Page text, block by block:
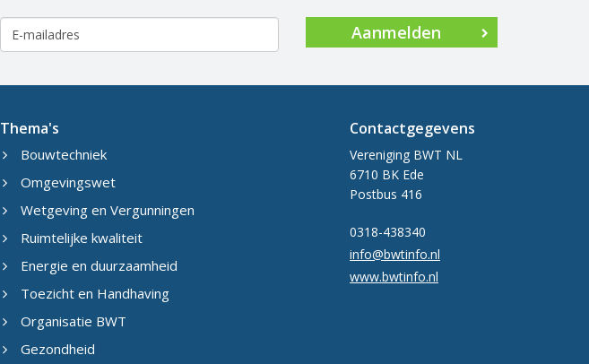
Aanmelden
Thema's
Bouwtechniek
Omgevingswet
Wetgeving en Vergunningen
Ruimtelijke kwaliteit
Energie en duurzaamheid
Toezicht en Handhaving
Organisatie BWT
Gezondheid
Contactgegevens
Vereniging BWT NL
6710 BK Ede
Postbus 416
0318-438340
info@bwtinfo.nl
www.bwtinfo.nl